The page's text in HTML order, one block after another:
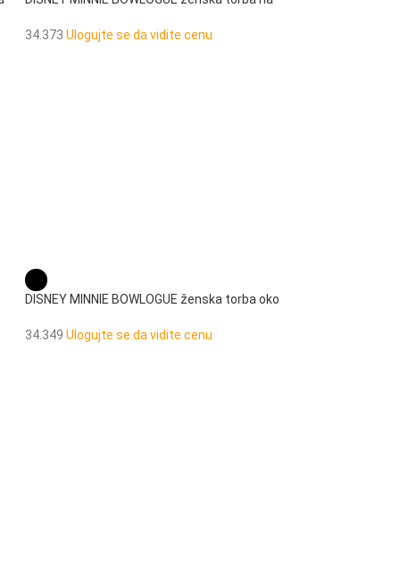
34.373 Ulogujte se da vidite cenu
DISNEY MINNIE BOWLOGUE ženska torba oko
34.349 Ulogujte se da vidite cenu